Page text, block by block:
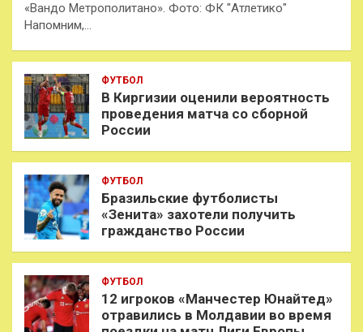
«Вандо Метрополитано». Фото: ФК "Атлетико"
Напомним,…
ФУТБОЛ
В Киргизии оценили вероятность
проведения матча со сборной
России
ФУТБОЛ
Бразильские футболисты
«Зенита» захотели получить
гражданство России
ФУТБОЛ
12 игроков «Манчестер Юнайтед»
отравились в Молдавии во время